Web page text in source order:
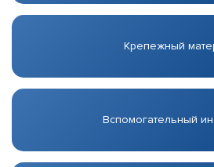
Крепежный
Вспомогательный